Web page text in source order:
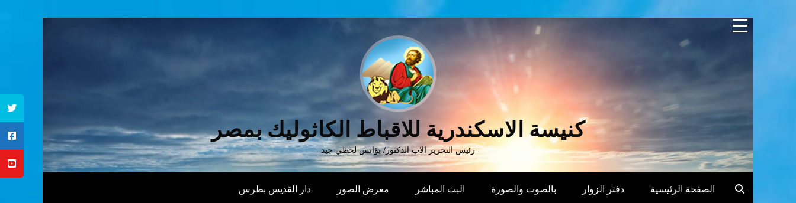
Skip
كنيسة الاسكندرية للاقباط الكاثوليك بمصر
رئيس التحرير الاب الدكتور/ يؤانس لحظي جيد
الصفحة الرئيسية دفتر الزوار بالصوت والصورة البث المباشر معرض الصور دار القديس بطرس